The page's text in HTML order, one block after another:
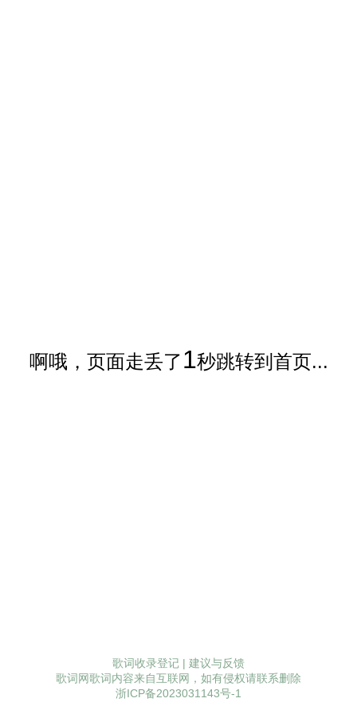
啊哦，页面走丢了1秒跳转到首页...
歌词收录登记 | 建议与反馈
歌词网歌词内容来自互联网，如有侵权请联系删除
浙ICP备2023031143号-1